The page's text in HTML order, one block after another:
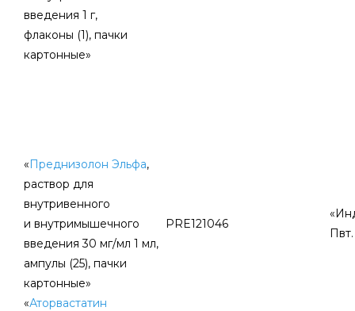
введения 1 г,
флаконы (1), пачки
картонные»
«Преднизолон Эльфа,
раствор для
внутривенного
и внутримышечного
введения 30 мг/мл 1 мл,
ампулы (25), пачки
картонные»
PRE121046
«Аторвастатин